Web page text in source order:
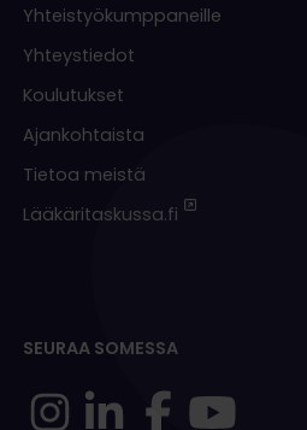
Yhteistyökumppaneille
Yhteystiedot
Koulutukset
Ajankohtaista
Tietoa meistä
Lääkäritaskussa.fi
SEURAA SOMESSA